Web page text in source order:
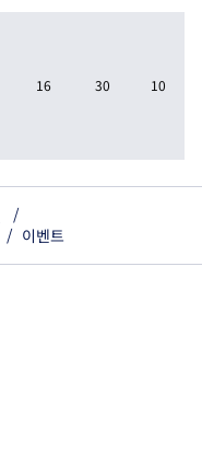
16 30 10
/
/ 이벤트